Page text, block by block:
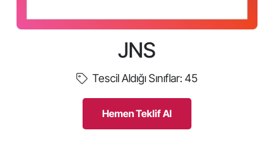
JNS
Tescil Aldığı Sınıflar:45
Hemen Teklif Al